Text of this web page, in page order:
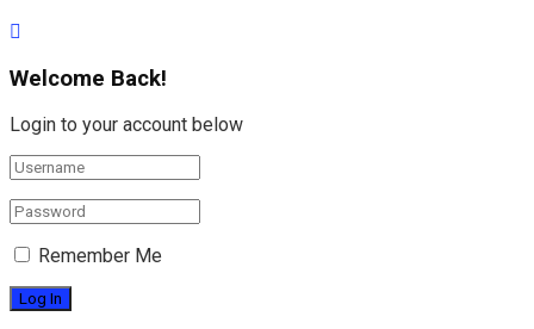
Welcome Back!
Login to your account below
Remember Me